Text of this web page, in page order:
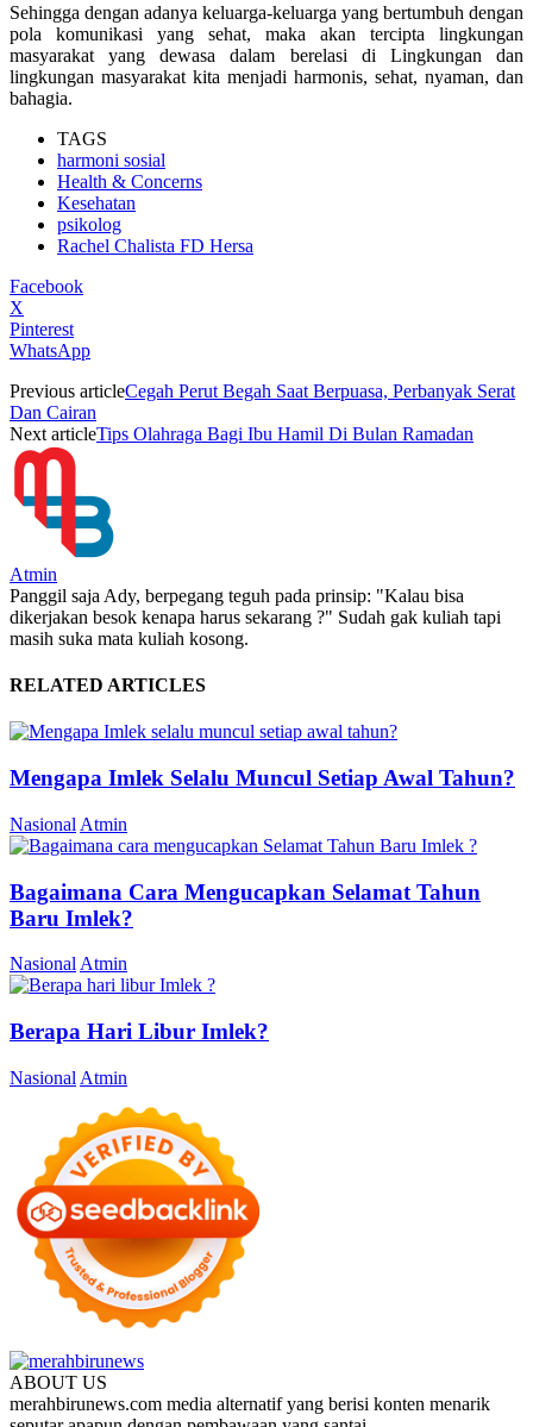
Sehingga dengan adanya keluarga-keluarga yang bertumbuh dengan
pola komunikasi yang sehat, maka akan tercipta lingkungan
masyarakat yang dewasa dalam berelasi di Lingkungan dan
lingkungan masyarakat kita menjadi harmonis, sehat, nyaman, dan
bahagia.
TAGS
harmoni sosial
Health & Concerns
Kesehatan
psikolog
Rachel Chalista FD Hersa
Facebook
X
Pinterest
WhatsApp
Previous articleCegah Perut Begah Saat Berpuasa, Perbanyak Serat
Dan Cairan
Next articleTips Olahraga Bagi Ibu Hamil Di Bulan Ramadan
Atmin
Panggil saja Ady, berpegang teguh pada prinsip: "Kalau bisa
dikerjakan besok kenapa harus sekarang ?" Sudah gak kuliah tapi
masih suka mata kuliah kosong.
RELATED ARTICLES
Mengapa Imlek Selalu Muncul Setiap Awal Tahun?
Nasional Atmin
Bagaimana Cara Mengucapkan Selamat Tahun
Baru Imlek?
Nasional Atmin
Berapa Hari Libur Imlek?
Nasional Atmin
ABOUT US
merahbirunews.com media alternatif yang berisi konten menarik